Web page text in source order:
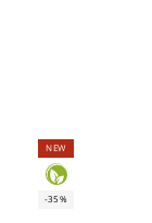
NEW
-35%